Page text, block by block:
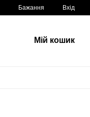
Бажання Вхід
Мій кошик